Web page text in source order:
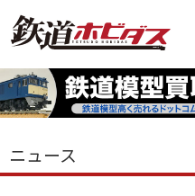
ニュース